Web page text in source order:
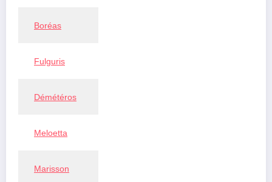
Boréas
Fulguris
Démétéros
Meloetta
Marisson